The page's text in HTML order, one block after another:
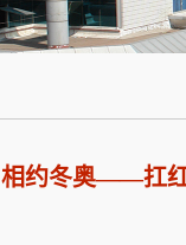
相约冬奥——扛红